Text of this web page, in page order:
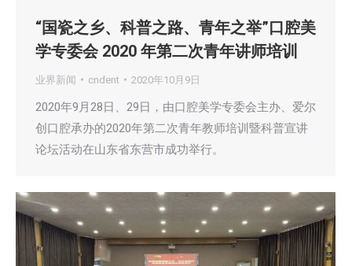
“国瓷之乡、科普之路、青年之举”口腔美
学专委会 2020 年第二次青年讲师培训
业界新闻 cndent 2020年10月9日
2020年9月28日、29日，由口腔美学专委会主办、爱尔
创口腔承办的2020年第二次青年教师培训暨科普宣讲
论坛活动在山东省东营市成功举行。